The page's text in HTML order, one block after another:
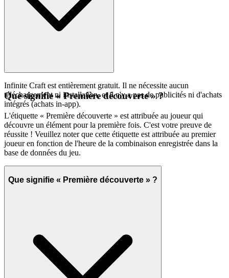
Infinite Craft est entièrement gratuit. Il ne nécessite aucun
téléchargement ni installation, et il n'y a pas de publicités ni d'achats
intégrés (achats in-app).
Que signifie « Première découverte » ?
L'étiquette « Première découverte » est attribuée au joueur qui
découvre un élément pour la première fois. C'est votre preuve de
réussite ! Veuillez noter que cette étiquette est attribuée au premier
joueur en fonction de l'heure de la combinaison enregistrée dans la
base de données du jeu.
Que signifie « Première découverte » ?